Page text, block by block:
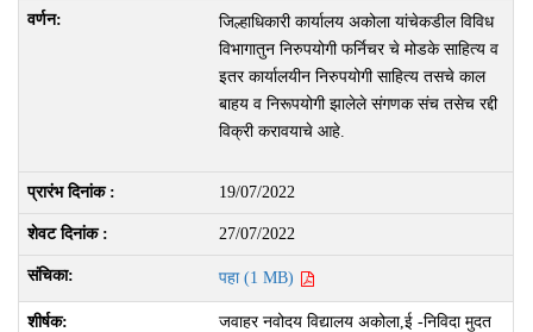
जिल्हाधिकारी कार्यालय अकोला यांचेकडील विविध
विभागातुन निरुपयोगी फर्निचर चे मोडके साहित्य व
इतर कार्यालयीन निरुपयोगी साहित्य तसचे काल
बाहय व निरूपयोगी झालेले संगणक संच तसेच रद्दी
विक्री करावयाचे आहे.
19/07/2022
27/07/2022
पहा (1 MB)
जवाहर नवोदय विद्यालय अकोला,ई -निविदा मुदत